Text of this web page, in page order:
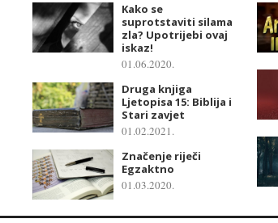
Kako se
suprotstaviti silama
zla? Upotrijebi ovaj
iskaz!
01.06.2020.
Druga knjiga
Ljetopisa 15: Biblija i
Stari zavjet
01.02.2021.
Značenje riječi
Egzaktno
01.03.2020.